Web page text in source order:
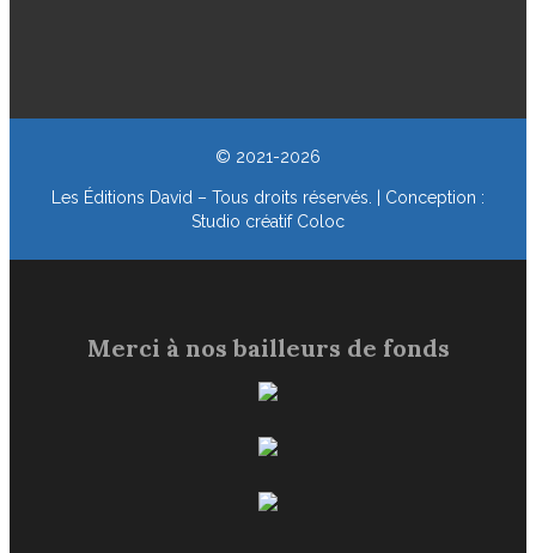
© 2021-2026
Les Éditions David – Tous droits réservés. | Conception :
Studio créatif Coloc
Merci à nos bailleurs de fonds